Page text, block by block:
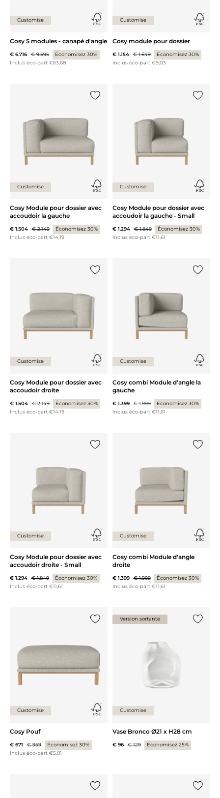
Customise
Cosy 5 modules - canapé d'angle
€ 6.716 € 9.595
Économisez 30%
Inclus éco-part €63,68
Customise
Cosy module pour dossier
€ 1.154 € 1.649
Économisez 30%
Inclus éco-part €9,03
Customise
Cosy Module pour dossier avec
accoudoir la gauche
€ 1.504 € 2.149
Économisez 30%
Inclus éco-part €14,19
Customise
Cosy Module pour dossier avec
accoudoir la gauche - Small
€ 1.294 € 1.849
Économisez 30%
Inclus éco-part €11,61
Customise
Cosy Module pour dossier avec
accoudoir droite
€ 1.504 € 2.149
Économisez 30%
Inclus éco-part €14,19
Customise
Cosy combi Module d'angle la
gauche
€ 1.399 € 1.999
Économisez 30%
Inclus éco-part €11,61
Customise
Cosy Module pour dossier avec
accoudoir droite - Small
€ 1.294 € 1.849
Économisez 30%
Inclus éco-part €11,61
Customise
Cosy combi Module d'angle
droite
€ 1.399 € 1.999
Économisez 30%
Inclus éco-part €11,61
Customise
Cosy Pouf
€ 671 € 959
Économisez 30%
Inclus éco-part €5,81
Version sortante
Customise
Vase Bronco Ø21 x H28 cm
€ 96 € 129 Économisez 25%